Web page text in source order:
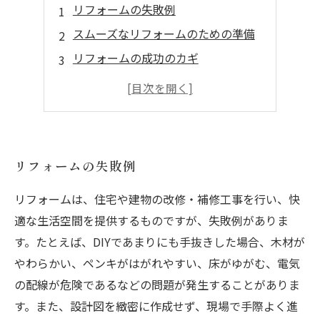
リフォームの失敗例
スムーズなリフォームのための準備
リフォームの成功のカギ
相見積もりの活用法
リフォームの失敗例
リフォームは、住宅や建物の改修・補修工事を行い、快
適な生活空間を提供するものですが、失敗例がありま
す。たとえば、DIYであまりにも手抜きした場合、木材が
やわらかい、ペンキがはがれやすい、床がゆがむ、電気
の配線が危険であるなどの問題が発生することがありま
す。また、設計図を緻密に作成せず、現場で手際よく進